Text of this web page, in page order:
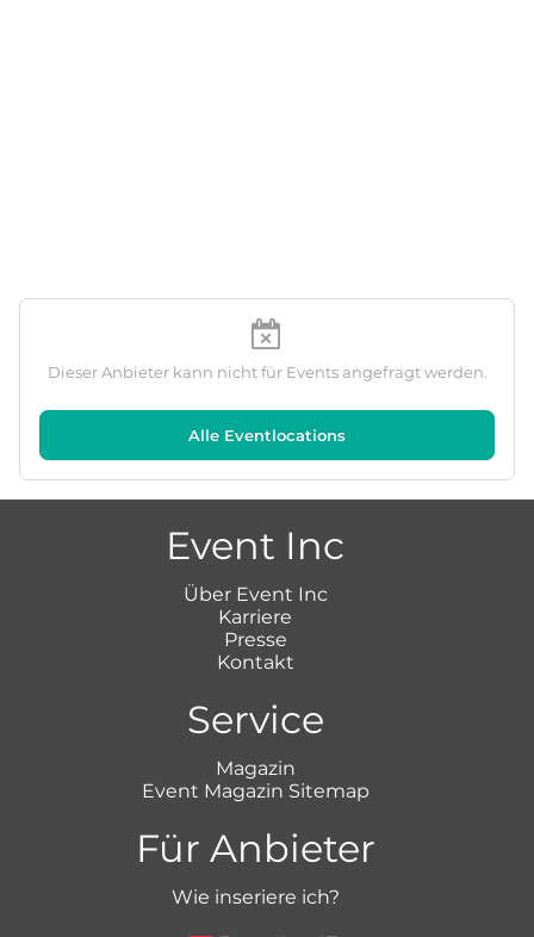
Dieser Anbieter kann nicht für Events angefragt werden.
Alle Eventlocations
Event Inc
Über Event Inc
Karriere
Presse
Kontakt
Service
Magazin
Event Magazin Sitemap
Für Anbieter
Wie inseriere ich?